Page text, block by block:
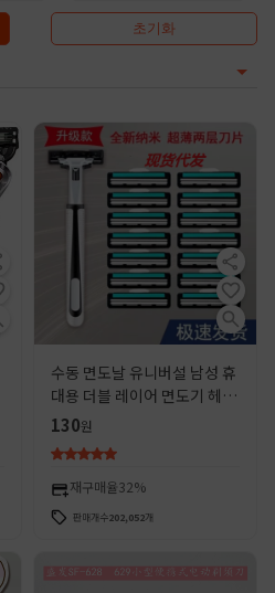
수동 면도날 유니버설 남성 휴
대용 더블 레이어 면도기 헤드
2 개의 액세서리 도매 세척 3
개
130원
재구매율32%
판매개수202,052개